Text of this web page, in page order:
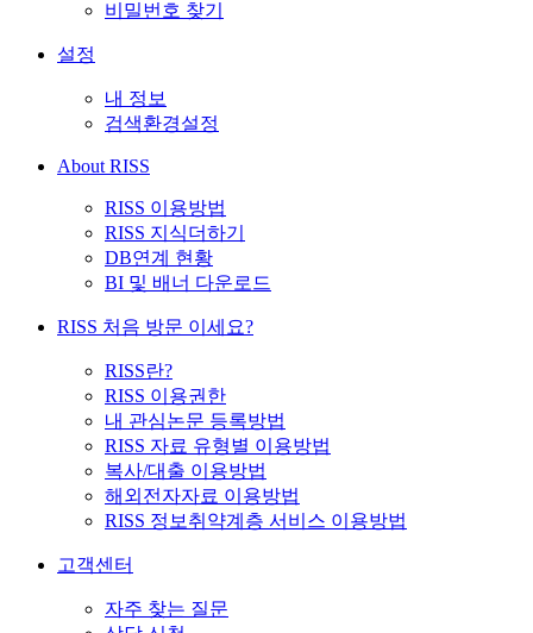
비밀번호 찾기
설정
내 정보
검색환경설정
About RISS
RISS 이용방법
RISS 지식더하기
DB연계 현황
BI 및 배너 다운로드
RISS 처음 방문 이세요?
RISS란?
RISS 이용권한
내 관심논문 등록방법
RISS 자료 유형별 이용방법
복사/대출 이용방법
해외전자자료 이용방법
RISS 정보취약계층 서비스 이용방법
고객센터
자주 찾는 질문